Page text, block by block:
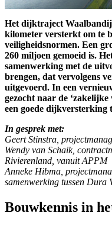
Het dijktraject
kilometer versterkt om te
veiligheidsnormen. Een
260 miljoen gemoeid is.
samenwerking met de
brengen, dat vervolgens
uitgevoerd. In een
gezocht naar de
een goede dijkversterking
In gesprek met:
Geert Stinstra,
Wendy van Schaik,
Rivierenland, vanuit APPM
Anneke Hibma,
samenwerking tussen Dura
Bouwkennis in